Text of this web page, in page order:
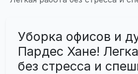
Уборка офисов и
Пардес Хане!
без стресса и